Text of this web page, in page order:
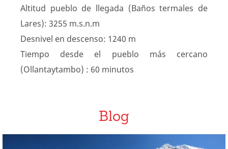
Altitud pueblo de llegada (Baños termales de
Lares): 3255 m.s.n.m
Desnivel en descenso: 1240 m
Tiempo desde el pueblo más cercano
(Ollantaytambo) : 60 minutos
Blog